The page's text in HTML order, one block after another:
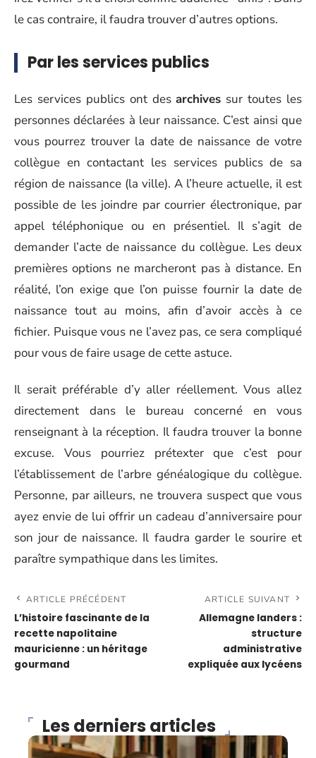
le cas contraire, il faudra trouver d’autres options.
Par les services publics
Les services publics ont desarchives sur toutes les
personnes déclarées à leur naissance. C’est ainsi que
vous pourrez trouver la date de naissance de votre
collègue en contactant les services publics de sa
région de naissance (la ville). A l’heure actuelle, il est
possible de les joindre par courrier électronique, par
appel téléphonique ou en présentiel. Il s’agit de
demander l’acte de naissance du collègue. Les deux
premières options ne marcheront pas à distance. En
réalité, l’on exige que l’on puisse fournir la date de
naissance tout au moins, afin d’avoir accès à ce
fichier. Puisque vous ne l’avez pas, ce sera compliqué
pour vous de faire usage de cette astuce.
Il serait préférable d’y aller réellement. Vous allez
directement dans le bureau concerné en vous
renseignant à la réception. Il faudra trouver la bonne
excuse. Vous pourriez prétexter que c’est pour
l’établissement de l’arbre généalogique du collègue.
Personne, par ailleurs, ne trouvera suspect que vous
ayez envie de lui offrir un cadeau d’anniversaire pour
son jour de naissance. Il faudra garder le sourire et
paraître sympathique dans les limites.
ARTICLE PRÉCÉDENT
L’histoire fascinante de la
recette napolitaine
mauricienne : un héritage
gourmand
ARTICLE SUIVANT
Allemagne landers :
structure
administrative
expliquée aux lycéens
Les derniers articles